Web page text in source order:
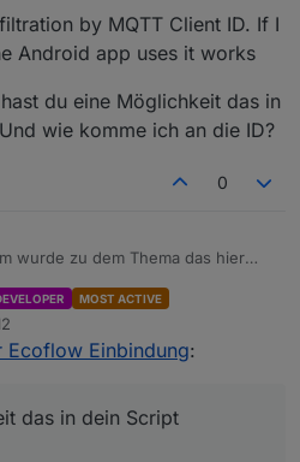
by MQTT Client ID. If I
Android app uses it works
du eine Möglichkeit das in
wie komme ich an die ID?
0
wurde zu dem Thema das hier
working: bad username or
did some changes. Auth/login
still works but MQTT connect
filtration by MQTT Client ID. If I use
Und wie komme ich an die ID?
MOST ACTIVE
Ecoflow Einbindung:
das in dein Script